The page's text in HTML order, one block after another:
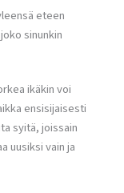
eteen
sinunkin
ikäkin voi
ensisijaisesti
syitä, joissain
uusiksi vain ja